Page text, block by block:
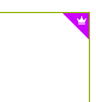
дефект зубов
безметалловая